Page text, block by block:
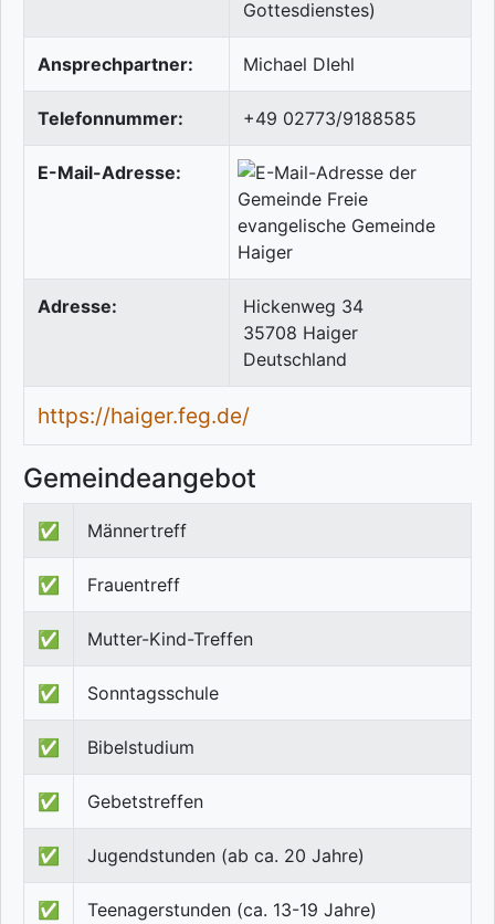
Gottesdienstes)
Ansprechpartner: Michael DIehl
Telefonnummer: +49 02773/9188585
E-Mail-Adresse:
Adresse:
Hickenweg 34
35708 Haiger
Deutschland
https://haiger.feg.de/
Gemeindeangebot
✅ Männertreff
✅ Frauentreff
✅ Mutter-Kind-Treffen
✅ Sonntagsschule
✅ Bibelstudium
✅ Gebetstreffen
✅ Jugendstunden (ab ca. 20 Jahre)
✅ Teenagerstunden (ca. 13-19 Jahre)